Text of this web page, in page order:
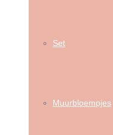
Set
Muurbloempjes